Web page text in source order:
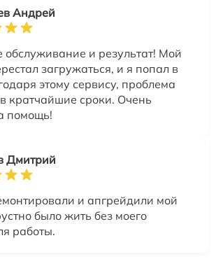
Андрей
обслуживание и результат! Мой
загружаться, и я попал в
этому сервису, проблема
кратчайшие сроки. Очень
помощь!
Дмитрий
и апгрейдили мой
было жить без моего
работы.